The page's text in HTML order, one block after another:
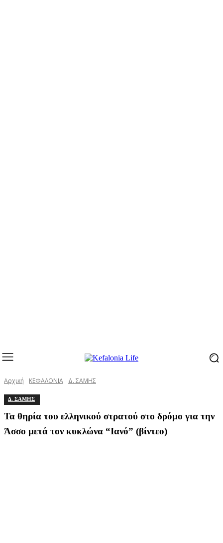
Αρχική ΚΕΦΑΛΟΝΙΑ Δ. ΣΑΜΗΣ
Δ. ΣΑΜΗΣ
Τα θηρία του ελληνικού στρατού στο δρόμο για την
Άσσο μετά τον κυκλώνα “Ιανό” (βίντεο)